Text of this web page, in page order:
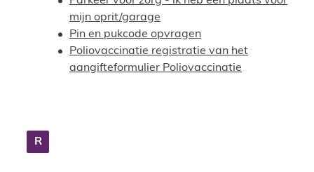
mijn oprit/garage
Pin en pukcode opvragen
Poliovaccinatie registratie van het
aangifteformulier Poliovaccinatie
R